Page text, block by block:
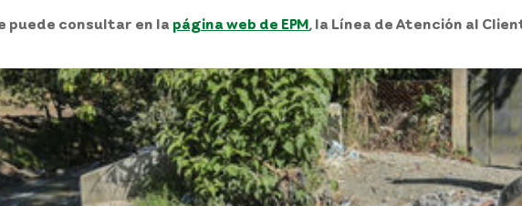
puede consultar en la página web de EPM, la Línea de Atención al